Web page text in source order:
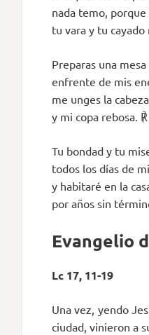
nada temo,
tu vara y tu cayado
Preparas una
enfrente de mis
me unges la
y mi copa rebosa. ℟
Tu bondad y tu
todos los días de
y habitaré en la
por años sin
Evangelio
Lc 17, 11-19
Una vez, yendo
ciudad, vinieron a